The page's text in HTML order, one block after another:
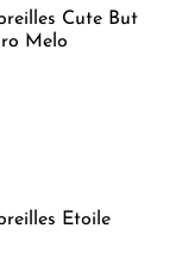
Cute But
Melo
Étoile